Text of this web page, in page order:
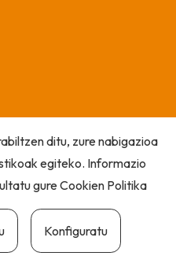
ditu, zure nabigazioa
egiteko. Informazio
gureCookien Politika
Konfiguratu